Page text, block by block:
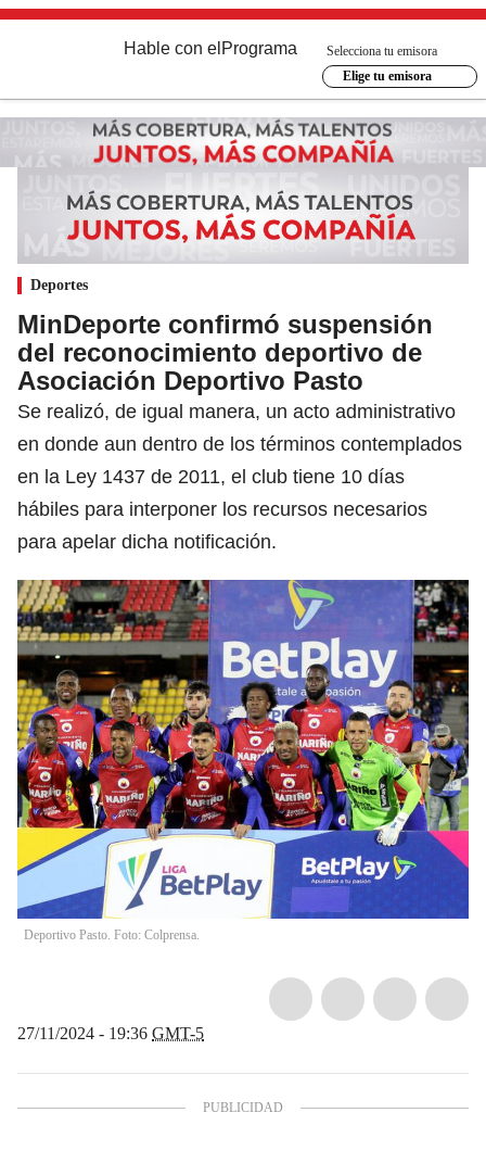
Hable con el Programa
Selecciona tu emisora
Elige tu emisora
Deportes
MinDeporte confirmó suspensión
del reconocimiento deportivo de
Asociación Deportivo Pasto
Se realizó, de igual manera, un acto administrativo
en donde aun dentro de los términos contemplados
en la Ley 1437 de 2011, el club tiene 10 días
hábiles para interponer los recursos necesarios
para apelar dicha notificación.
Deportivo Pasto. Foto: Colprensa.
27/11/2024 - 19:36 GMT-5